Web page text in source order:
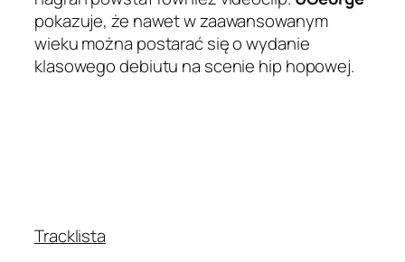
pokazuje, że nawet w zaawansowanym
wieku można postarać się o wydanie
klasowego debiutu na scenie hip hopowej.
Tracklista